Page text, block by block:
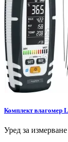
Комплект влагомер
Уред за